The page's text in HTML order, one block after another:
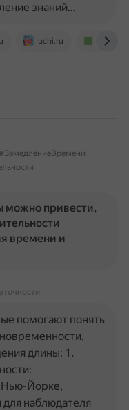
uchi.ru proza.ru
знаний…
#ЗамедлениеВремени
можно привести,
времени и
помогают понять
длины: 1.
Нью-Йорке,
наблюдателя